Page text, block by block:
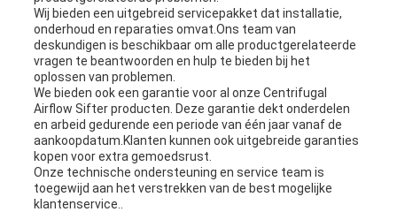
Wij bieden een uitgebreid servicepakket dat installatie,
onderhoud en reparaties omvat.Ons team van
deskundigen is beschikbaar om alle productgerelateerde
vragen te beantwoorden en hulp te bieden bij het
oplossen van problemen.
We bieden ook een garantie voor al onze Centrifugal
Airflow Sifter producten. Deze garantie dekt onderdelen
en arbeid gedurende een periode van één jaar vanaf de
aankoopdatum.Klanten kunnen ook uitgebreide garanties
kopen voor extra gemoedsrust.
Onze technische ondersteuning en service team is
toegewijd aan het verstrekken van de best mogelijke
klantenservice..